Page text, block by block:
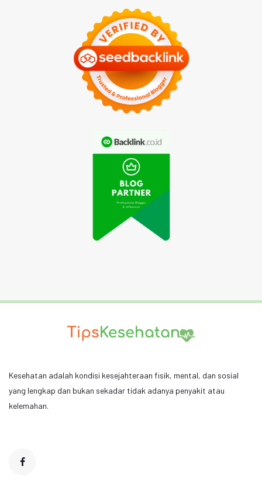
Kesehatan adalah kondisi kesejahteraan fisik, mental, dan sosial
yang lengkap dan bukan sekadar tidak adanya penyakit atau
kelemahan.